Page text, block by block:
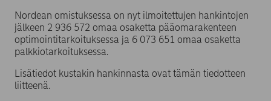
Nordean omistuksessa on nyt ilmoitettujen hankintojen
jälkeen 2 936 572 omaa osaketta pääomarakenteen
optimointitarkoituksessa ja 6 073 651 omaa osaketta
palkkiotarkoituksessa.
Lisätiedot kustakin hankinnasta ovat tämän tiedotteen
liitteenä.